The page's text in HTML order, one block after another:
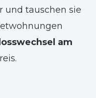
und tauschen sie
am